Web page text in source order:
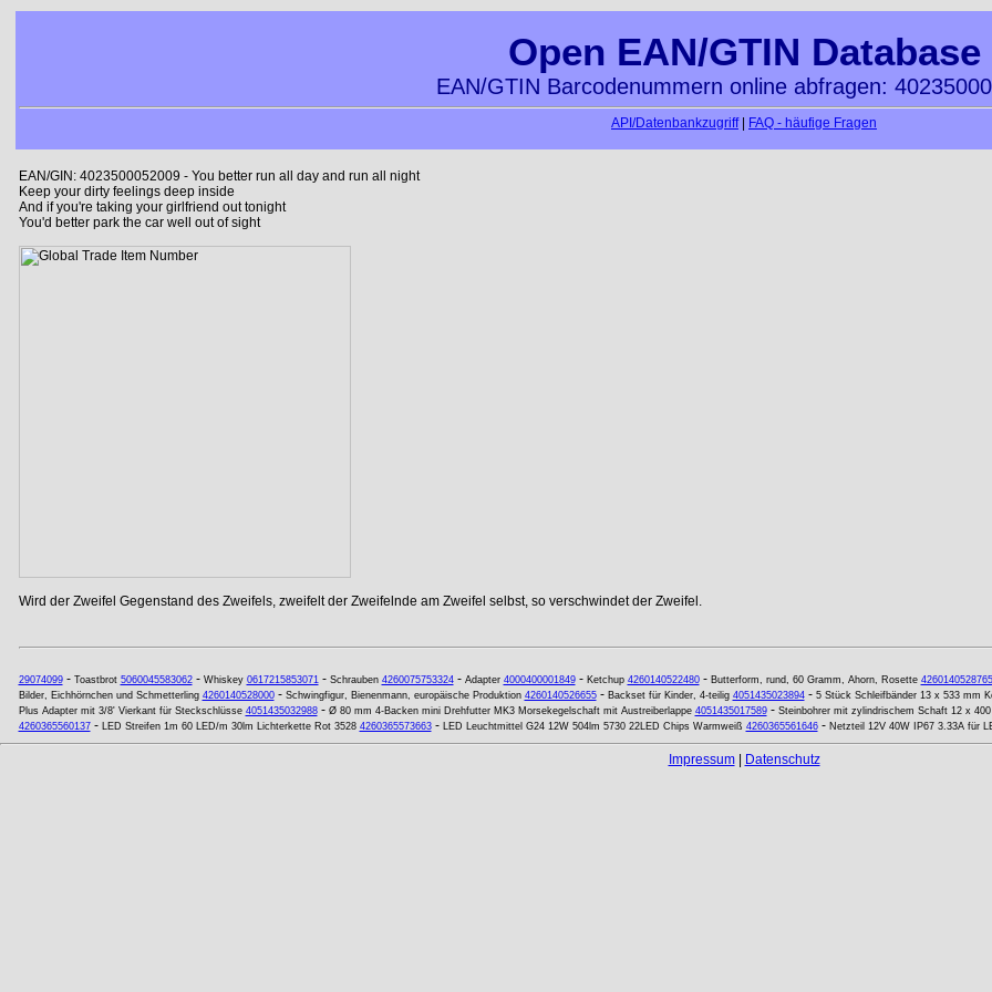
Open EAN/GTIN Database
EAN/GTIN Barcodenummern online abfragen:
API/Datenbankzugriff| FAQ - häufige Fragen
EAN/GIN: 4023500052009 - You better run all day and run all night
Keep your dirty feelings deep inside
And if you're taking your girlfriend out tonight
You'd better park the car well out of sight
Wird der Zweifel Gegenstand des Zweifels, zweifelt der Zweifelnde am Zweifel selbst, so verschwindet der Zweifel.
29074099- Toastbrot 5060045583062- Whiskey 0617215853071- Schrauben 4260075753324- Adapter 4000400001849- Ketchup 4260140522480- Butterform, rund, 60 Gramm, Ahorn, Rosette 4260140528765
Bilder, Eichhörnchen und Schmetterling 4260140528000- Schwingfigur, Bienenmann, europäische Produktion 4260140526655- Backset für Kinder, 4-teilig 4051435023894- 5 Stück Schleifbänder 13 x 533 mm
Plus Adapter mit 3/8' Vierkant für Steckschlüsse 4051435032988- Ø 80 mm 4-Backen mini Drehfutter MK3 Morsekegelschaft mit Austreiberlappe 4051435017589- Steinbohrer mit zylindrischem Schaft 12 x
4260365560137- LED Streifen 1m 60 LED/m 30lm Lichterkette Rot 3528 4260365573663- LED Leuchtmittel G24 12W 504lm 5730 22LED Chips Warmweiß 4260365561646- Netzteil 12V 40W IP67 3.33A für
Impressum| Datenschutz